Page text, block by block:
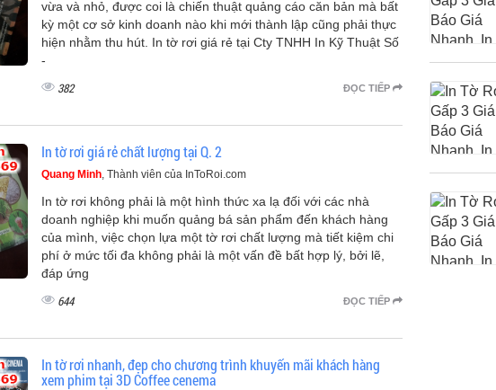
vừa và nhỏ, được coi là chiến thuật quảng cáo căn bản mà bất
kỳ một cơ sở kinh doanh nào khi mới thành lập cũng phải thực
hiện nhằm thu hút. In tờ rơi giá rẻ tại Cty TNHH In Kỹ Thuật Số
-
ĐỌC TIẾP
382
In tờ rơi giá rẻ chất lượng tại Q. 2
Quang Minh, Thành viên của InToRoi.com
In tờ rơi không phải là một hình thức xa lạ đối với các nhà
doanh nghiệp khi muốn quảng bá sản phẩm đến khách hàng
của mình, việc chọn lựa một tờ rơi chất lượng mà tiết kiệm chi
phí ở mức tối đa không phải là một vấn đề bất hợp lý, bởi lẽ,
đáp ứng
ĐỌC TIẾP
644
In tờ rơi nhanh, đẹp cho chương trình khuyến mãi khách hàng
xem phim tại 3D Coffee cenema